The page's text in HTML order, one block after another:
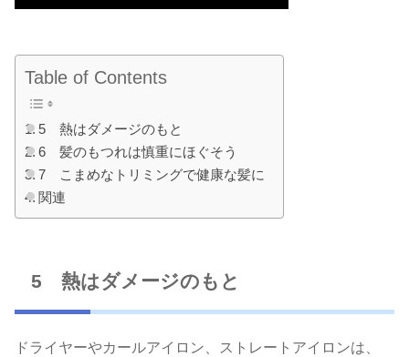
Table of Contents
5 熱はダメージのもと
6 髪のもつれは慎重にほぐそう
7 こまめなトリミングで健康な髪に
関連
5 熱はダメージのもと
ドライヤーやカールアイロン、ストレートアイロンは、